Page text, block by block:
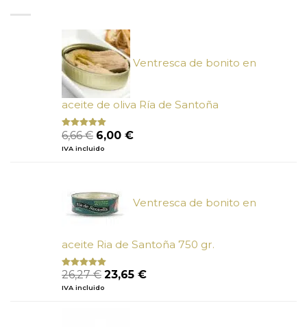
Ventresca de bonito en
aceite de oliva Ría de Santoña
Valorado
con
de 5
6,66€ El
precio
6,00 €El
IVA incluido
Ventresca de bonito en
aceite Ria de Santoña 750 gr.
Valorado
con
5
26,27€ El
precio
23,65 €El
IVA incluido